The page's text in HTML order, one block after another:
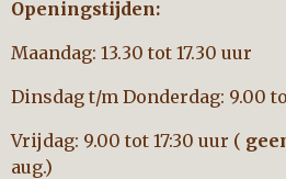
Openingstijden:
Maandag: 13.30 tot 17.30 uur
Dinsdag t/m Donderdag: 9.00
Vrijdag: 9.00 tot 17:30 uur (
aug.)